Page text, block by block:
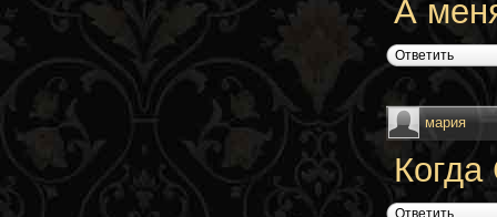
А
Ответить
мария
Ответить